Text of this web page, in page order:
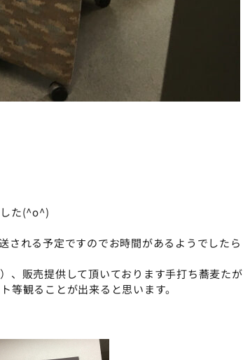
た(^o^)
される予定ですのでお時間があるようでしたら
、販売提供して頂いております手打ち蕎麦たが
等観ることが出来ると思います。